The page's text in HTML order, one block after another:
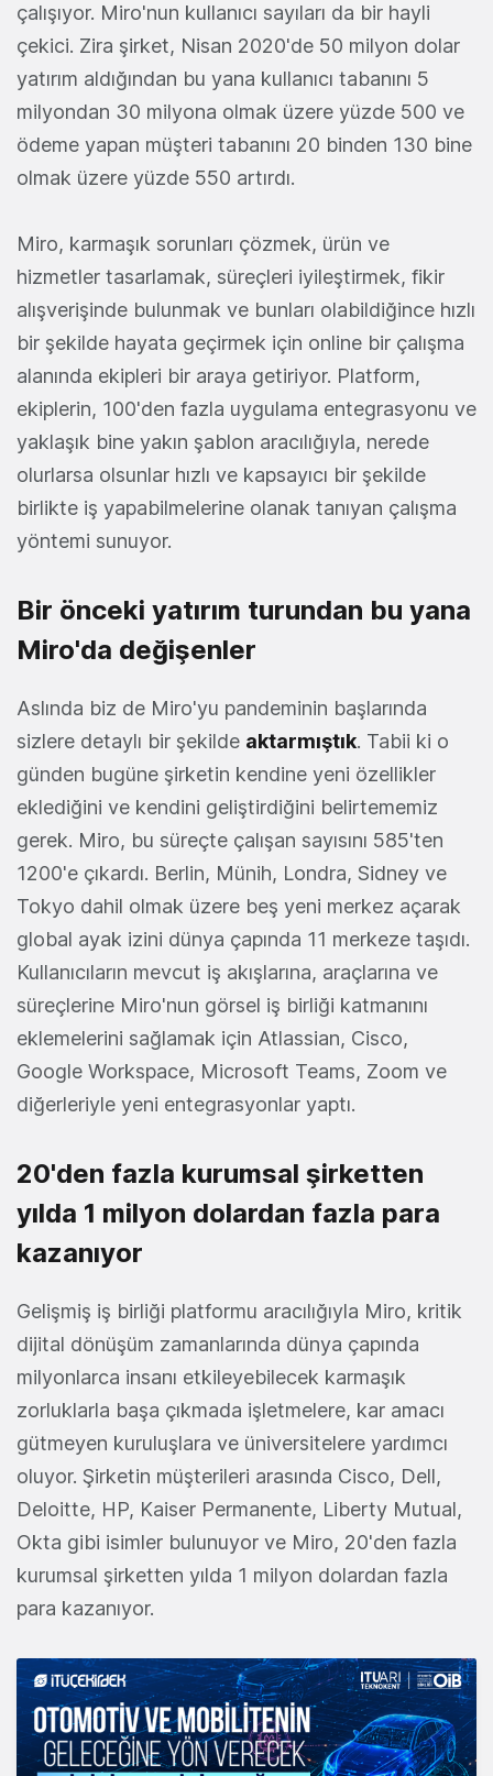
çalışıyor. Miro'nun kullanıcı sayıları da bir hayli
çekici. Zira şirket, Nisan 2020'de 50 milyon dolar
yatırım aldığından bu yana kullanıcı tabanını 5
milyondan 30 milyona olmak üzere yüzde 500 ve
ödeme yapan müşteri tabanını 20 binden 130 bine
olmak üzere yüzde 550 artırdı.
Miro, karmaşık sorunları çözmek, ürün ve
hizmetler tasarlamak, süreçleri iyileştirmek, fikir
alışverişinde bulunmak ve bunları olabildiğince hızlı
bir şekilde hayata geçirmek için online bir çalışma
alanında ekipleri bir araya getiriyor. Platform,
ekiplerin, 100'den fazla uygulama entegrasyonu ve
yaklaşık bine yakın şablon aracılığıyla, nerede
olurlarsa olsunlar hızlı ve kapsayıcı bir şekilde
birlikte iş yapabilmelerine olanak tanıyan çalışma
yöntemi sunuyor.
Bir önceki yatırım turundan bu yana
Miro'da değişenler
Aslında biz de Miro'yu pandeminin başlarında
sizlere detaylı bir şekilde aktarmıştık. Tabii ki o
günden bugüne şirketin kendine yeni özellikler
eklediğini ve kendini geliştirdiğini belirtememiz
gerek. Miro, bu süreçte çalışan sayısını 585'ten
1200'e çıkardı. Berlin, Münih, Londra, Sidney ve
Tokyo dahil olmak üzere beş yeni merkez açarak
global ayak izini dünya çapında 11 merkeze taşıdı.
Kullanıcıların mevcut iş akışlarına, araçlarına ve
süreçlerine Miro'nun görsel iş birliği katmanını
eklemelerini sağlamak için Atlassian, Cisco,
Google Workspace, Microsoft Teams, Zoom ve
diğerleriyle yeni entegrasyonlar yaptı.
20'den fazla kurumsal şirketten
yılda 1 milyon dolardan fazla para
kazanıyor
Gelişmiş iş birliği platformu aracılığıyla Miro, kritik
dijital dönüşüm zamanlarında dünya çapında
milyonlarca insanı etkileyebilecek karmaşık
zorluklarla başa çıkmada işletmelere, kar amacı
gütmeyen kuruluşlara ve üniversitelere yardımcı
oluyor. Şirketin müşterileri arasında Cisco, Dell,
Deloitte, HP, Kaiser Permanente, Liberty Mutual,
Okta gibi isimler bulunuyor ve Miro, 20'den fazla
kurumsal şirketten yılda 1 milyon dolardan fazla
para kazanıyor.